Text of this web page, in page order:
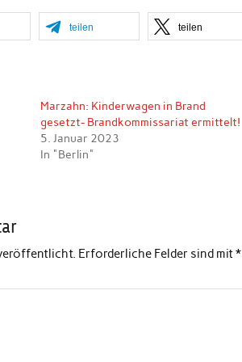
teilen teilen
Marzahn: Kinderwagen in Brand
gesetzt- Brandkommissariat ermittelt!
5. Januar 2023
In "Berlin"
Erforderliche Felder sind mit*